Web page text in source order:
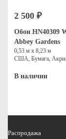
2 500 ₽
Обои HN40309
Abbey Gardens
0,53 м х 8,23 м
США, Бумага,
В наличии
Распродажа